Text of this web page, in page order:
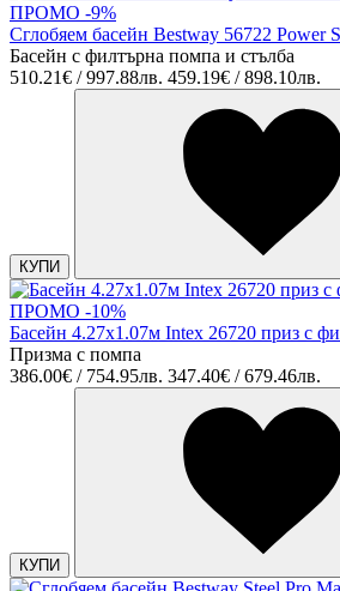
ПРОМО -9%
Сглобяем басейн Bestway 56722 Power
Басейн с филтърна помпа и стълба
510.21€ / 997.88лв. 459.19€ / 898.10лв.
КУПИ
ПРОМО -10%
Басейн 4.27х1.07м Intex 26720 приз с
Призма с помпа
386.00€ / 754.95лв. 347.40€ / 679.46лв.
КУПИ